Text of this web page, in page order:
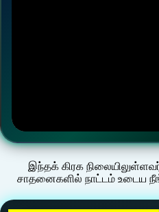
இந்தக் கிரக
சாதனைகளில் நாட்டம் உடைய